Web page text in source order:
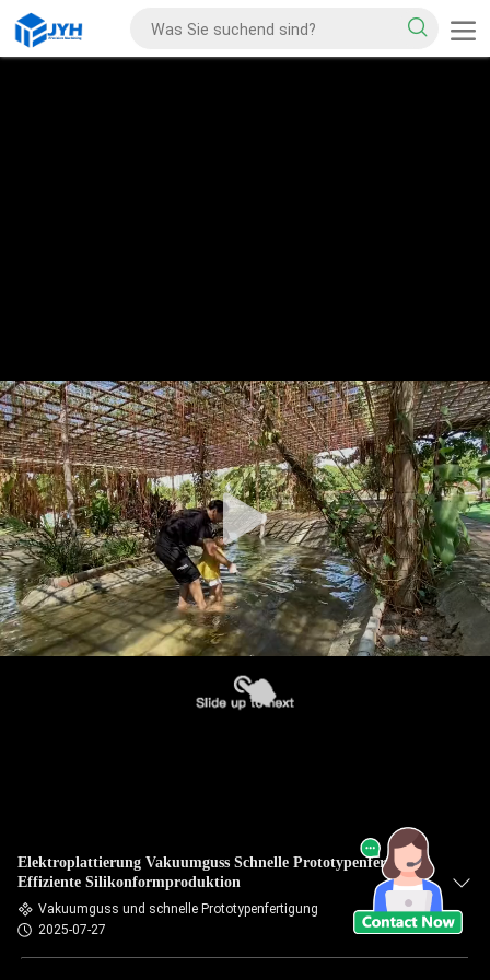
Elektroplattierung Vakuumguss Schnelle Prototypenfertigung
Effiziente Silikonformproduktion
Vakuumguss und schnelle Prototypenfertigung
2025-07-27